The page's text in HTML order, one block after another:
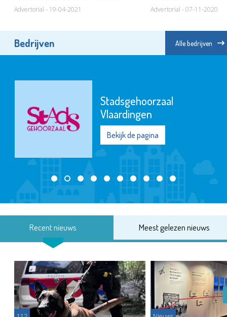
Advertorial - 19-04-2021 Advertorial - 07-11-2020
Bedrijven Alle bedrijven
Stadsgehoorzaal
Vlaardingen
Bekijk de pagina
Recent nieuws Meest gelezen nieuws